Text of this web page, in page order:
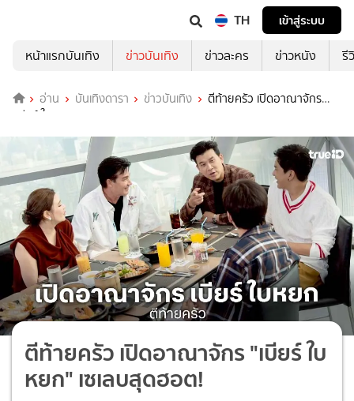
TH
เข้าสู่ระบบ
หน้าแรกบันเทิง
ข่าวบันเทิง ข่าวละคร ข่าวหนัง รี
อ่าน บันเทิงดารา ข่าวบันเทิง
ตีท้ายครัว เปิดอาณาจักร
"เบียร์ ใบหยก" เซเลบสุดฮอต!
ตีท้ายครัว เปิดอาณาจักร "เบียร์ ใบ
หยก" เซเลบสุดฮอต!